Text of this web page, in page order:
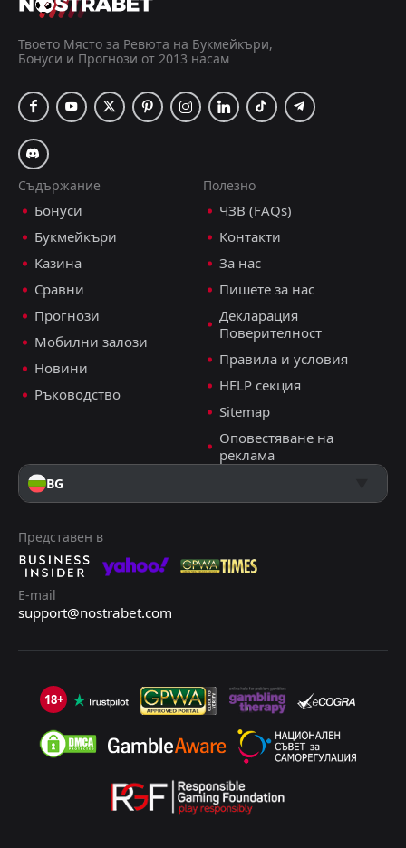
Твоето Място за Ревюта на Букмейкъри,
Бонуси и Прогнози от 2013 насам
Съдържание
Бонуси
Букмейкъри
Казина
Сравни
Прогнози
Мобилни залози
Новини
Ръководство
Полезно
ЧЗВ (FAQs)
Контакти
За нас
Пишете за нас
Декларация
Поверителност
Правила и условия
HELP секция
Sitemap
Оповестяване на
реклама
BG
Представен в
E-mail
support@nostrabet.com
18+